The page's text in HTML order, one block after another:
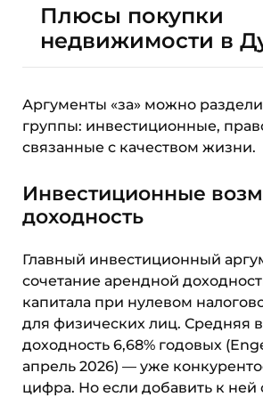
Плюсы покупки
недвижимости в
Аргументы «за» можно
группы: инвестиционные,
связанные с качеством жизни.
Инвестиционные
доходность
Главный инвестиционный
сочетание арендной
капитала при нулевом
для физических лиц. Средняя
доходность 6,68% годовых
апрель 2026) — уже
цифра. Но если добавить к ней